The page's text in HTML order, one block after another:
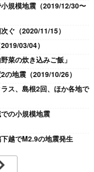
規模地震（2019/12/30〜
ぐ（2020/11/15）
03/04）
菜の炊き込みご飯」
の地震（2019/10/26）
ス、島根2回、ほか各地で
の小規模地震
越でM2.9の地震発生